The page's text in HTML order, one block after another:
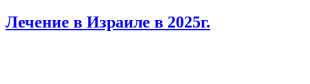
Лечение в Израиле в 2025г.